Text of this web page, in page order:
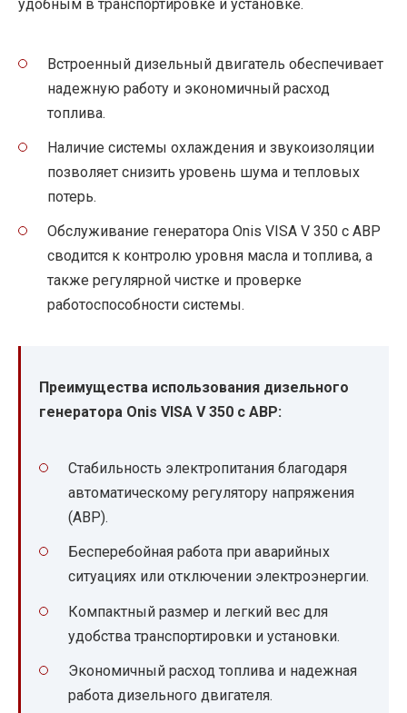
удобным в транспортировке и установке.
Встроенный дизельный двигатель обеспечивает
надежную работу и экономичный расход
топлива.
Наличие системы охлаждения и звукоизоляции
позволяет снизить уровень шума и тепловых
потерь.
Обслуживание генератора Onis VISA V 350 с АВР
сводится к контролю уровня масла и топлива, а
также регулярной чистке и проверке
работоспособности системы.
Преимущества использования дизельного
генератора Onis VISA V 350 с АВР:
Стабильность электропитания благодаря
автоматическому регулятору напряжения
(АВР).
Бесперебойная работа при аварийных
ситуациях или отключении электроэнергии.
Компактный размер и легкий вес для
удобства транспортировки и установки.
Экономичный расход топлива и надежная
работа дизельного двигателя.